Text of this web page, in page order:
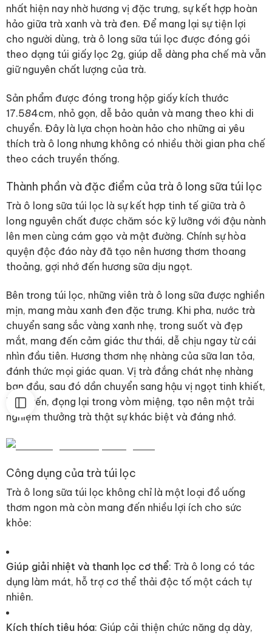
nhất hiện nay nhờ hương vị đặc trưng, sự kết hợp hoàn
hảo giữa trà xanh và trà đen. Để mang lại sự tiện lợi
cho người dùng, trà ô long sữa túi lọc được đóng gói
theo dạng túi giấy lọc 2g, giúp dễ dàng pha chế mà vẫn
giữ nguyên chất lượng của trà.
Sản phẩm được đóng trong hộp giấy kích thước
17.584cm, nhỏ gọn, dễ bảo quản và mang theo khi di
chuyển. Đây là lựa chọn hoàn hảo cho những ai yêu
thích trà ô long nhưng không có nhiều thời gian pha chế
theo cách truyền thống.
Thành phần và đặc điểm của trà ô long sữa túi lọc
Trà ô long sữa túi lọc là sự kết hợp tinh tế giữa trà ô
long nguyên chất được chăm sóc kỹ lưỡng với đậu nành
lên men cùng cám gạo và mật đường. Chính sự hòa
quyện độc đáo này đã tạo nên hương thơm thoang
thoảng, gợi nhớ đến hương sữa dịu ngọt.
Bên trong túi lọc, những viên trà ô long sữa được nghiền
mịn, mang màu xanh đen đặc trưng. Khi pha, nước trà
chuyển sang sắc vàng xanh nhẹ, trong suốt và đẹp
mắt, mang đến cảm giác thư thái, dễ chịu ngay từ cái
nhìn đầu tiên. Hương thơm nhẹ nhàng của sữa lan tỏa,
đánh thức mọi giác quan. Vị trà đắng chát nhẹ nhàng
ban đầu, sau đó dần chuyển sang hậu vị ngọt tinh khiết,
lưu luyến, đọng lại trong vòm miệng, tạo nên một trải
nghiệm thưởng trà thật sự khác biệt và đáng nhớ.
Công dụng của trà túi lọc
Trà ô long sữa túi lọc không chỉ là một loại đồ uống
thơm ngon mà còn mang đến nhiều lợi ích cho sức
khỏe:
Giúp giải nhiệt và thanh lọc cơ thể: Trà ô long có tác
dụng làm mát, hỗ trợ cơ thể thải độc tố một cách tự
nhiên.
Kích thích tiêu hóa: Giúp cải thiện chức năng dạ dày,